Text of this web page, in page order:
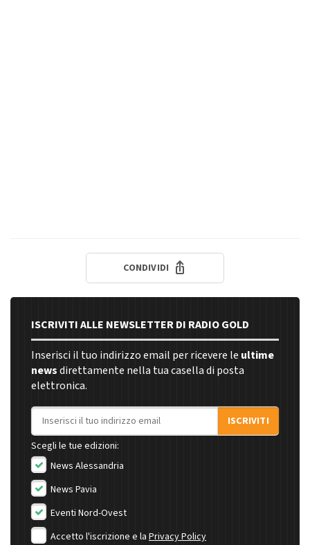
CONDIVIDI
ISCRIVITI ALLE NEWSLETTER DI RADIO GOLD
Inserisci il tuo indirizzo email per ricevere le ultime
newsdirettamente nella tua casella di posta
elettronica.
Indirizzo email
ISCRIVITI
Scegli le tue edizioni:
News Alessandria
News Pavia
Eventi Nord-Ovest
Accetto l'iscrizione e la Privacy Policy